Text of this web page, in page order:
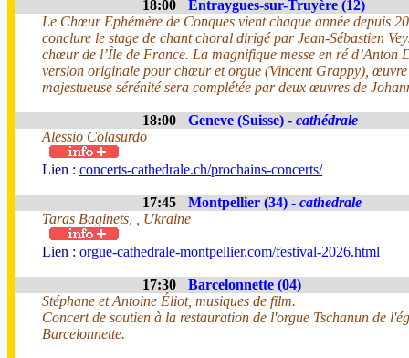
18:00
Entraygues-sur-Truyère (12)
Le Chœur Ephémère de Conques vient chaque année depuis
conclure le stage de chant choral dirigé par Jean-Sébastien
chœur de l’Île de France. La magnifique messe en ré d’Anton
version originale pour chœur et orgue (Vincent Grappy), œuvre
majestueuse sérénité sera complétée par deux œuvres de
18:00 Geneve (Suisse) - cathédrale
Alessio Colasurdo
Lien : concerts-cathedrale.ch/prochains-concerts/
17:45 Montpellier (34) - cathedrale
Taras Baginets, , Ukraine
Lien : orgue-cathedrale-montpellier.com/festival-2026.html
17:30
Barcelonnette (04)
Stéphane et Antoine Éliot, musiques de film.
Concert de soutien à la restauration de l'orgue Tschanun de
Barcelonnette.